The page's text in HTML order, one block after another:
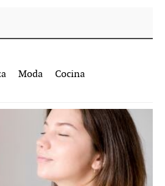
Moda Cocina